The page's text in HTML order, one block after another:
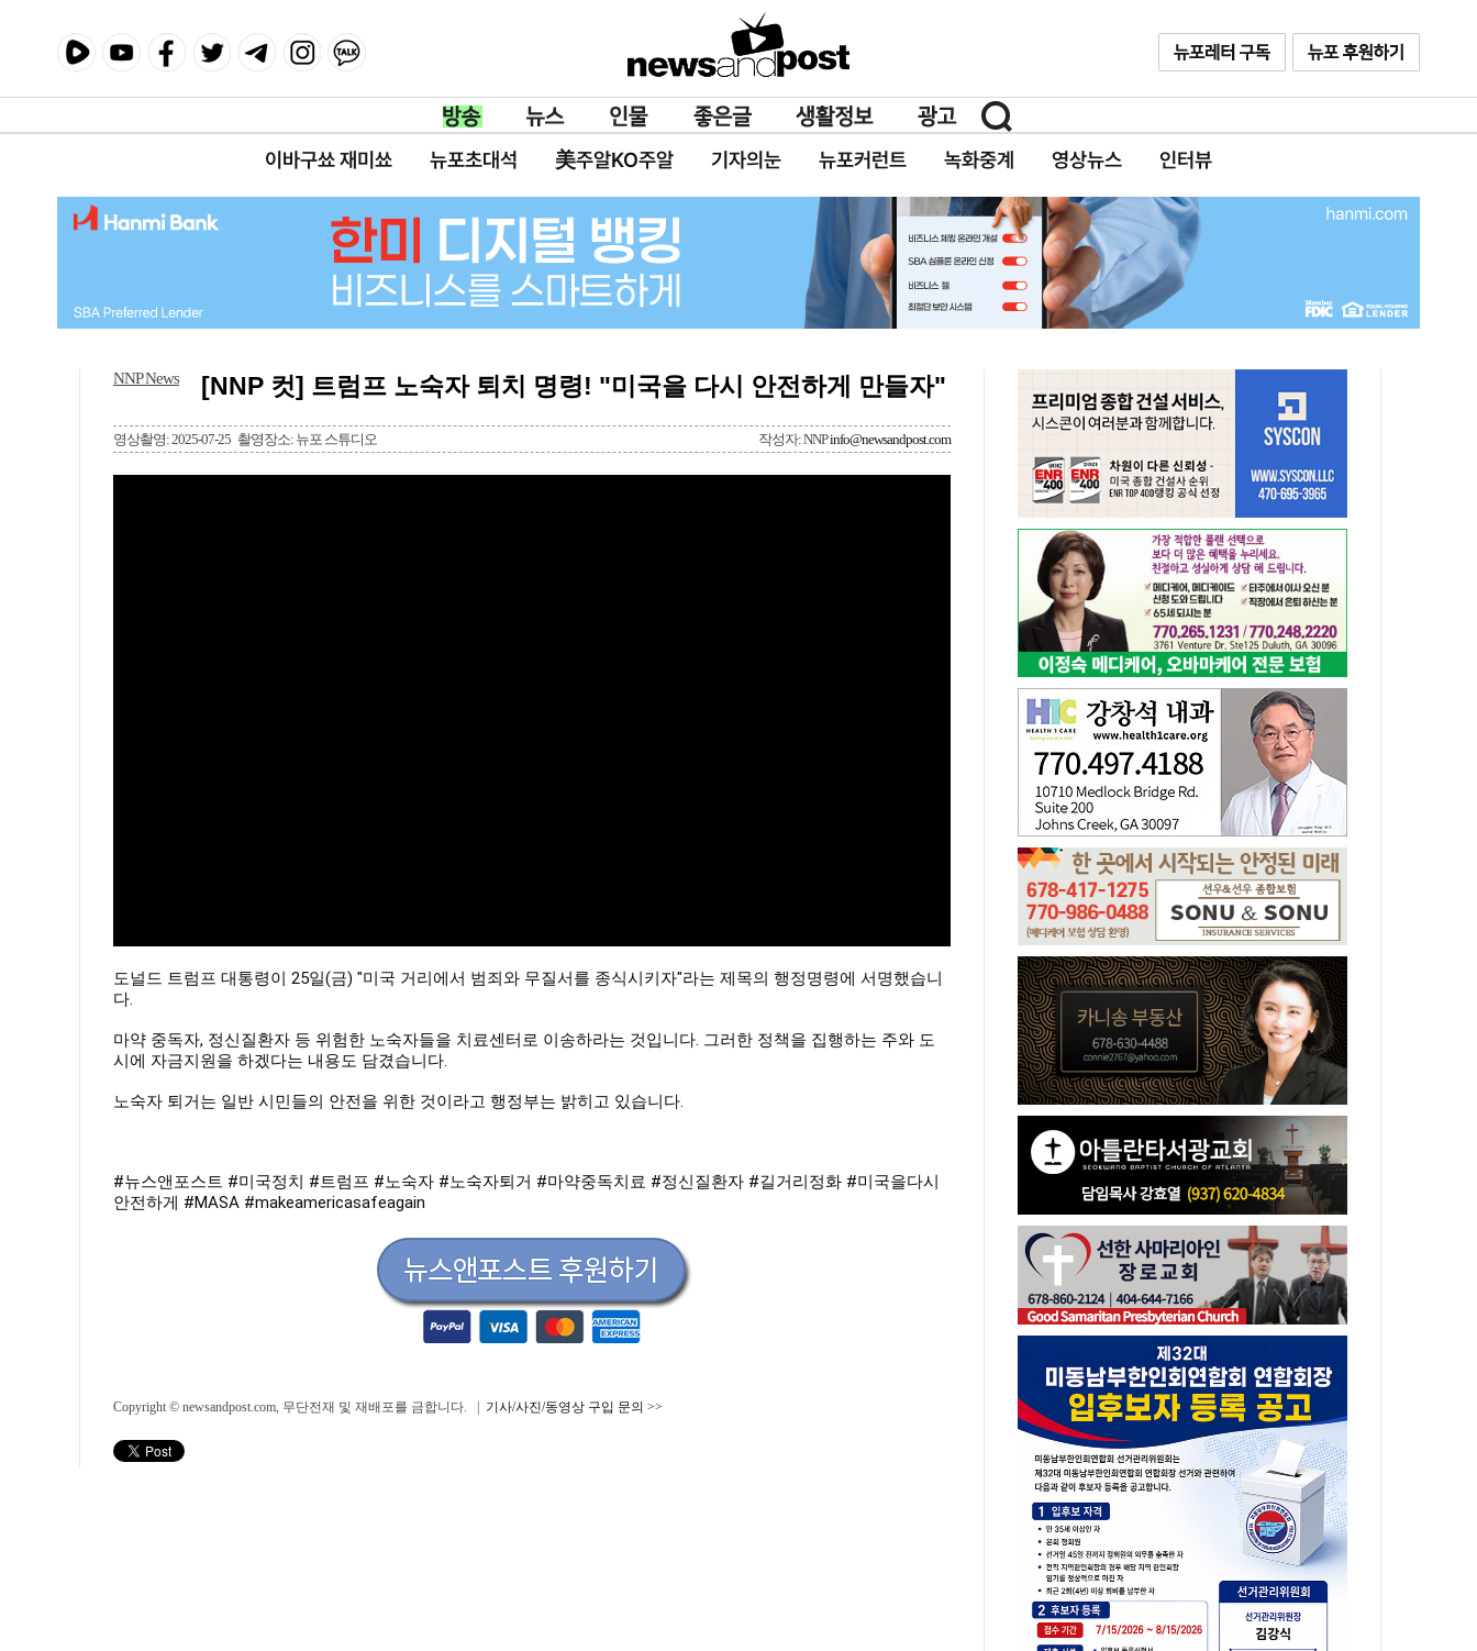
이바구쑈 재미쑈 뉴포초대석 美주알KO주알 기자의눈 뉴포커런트 녹화중계 영상뉴스 인터뷰
NNP News [NNP 컷] 트럼프 노숙자 퇴치 명령! "미국을 다시 안전하게 만들자"
영상촬영: 2025-07-25 촬영장소: 뉴포 스튜디오 작성자: NNPinfo@newsandpost.com
도널드 트럼프 대통령이 25일(금) "미국 거리에서 범죄와 무질서를 종식시키자"라는 제목의 행정명령에 서명했습니
다.
마약 중독자, 정신질환자 등 위험한 노숙자들을 치료센터로 이송하라는 것입니다. 그러한 정책을 집행하는 주와 도
시에 자금지원을 하겠다는 내용도 담겼습니다.
노숙자 퇴거는 일반 시민들의 안전을 위한 것이라고 행정부는 밝히고 있습니다.
#뉴스앤포스트 #미국정치 #트럼프 #노숙자 #노숙자퇴거 #마약중독치료 #정신질환자 #길거리정화 #미국을다시
안전하게 #MASA #makeamericasafeagain
Copyright © newsandpost.com, 무단전재 및 재배포를 금합니다. | 기사/사진/동영상 구입 문의 >>